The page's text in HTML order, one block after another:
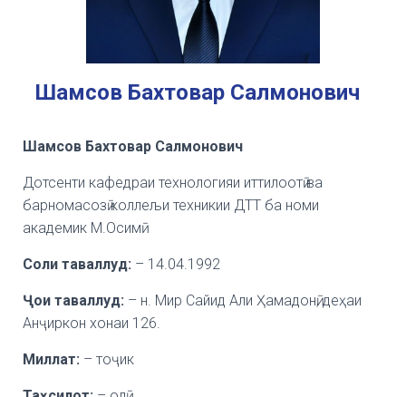
Шамсов Бахтовар Салмонович
Шамсов Бахтовар Салмонович
Дотсенти кафедраи технологияи иттилоотӣ ва
барномасозӣ коллељи техникии ДТТ ба номи
академик М.Осимӣ
Соли таваллуд: – 14.04.1992
Ҷои таваллуд: – н. Мир Сайид Али Ҳамадонӣ, деҳаи
Анҷиркон хонаи 126.
Миллат: – тоҷик